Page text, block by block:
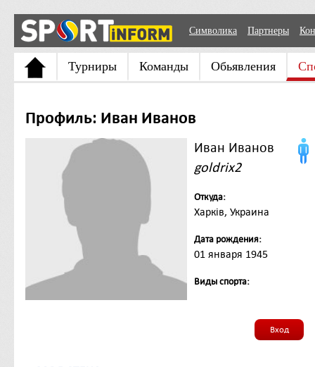
Символика Партнеры
Турниры Команды Обьявления
Профиль: Иван Иванов
Иван Иванов
goldrix2
Откуда:
Харків, Украина
Дата рождения:
01 января 1945
Виды спорта:
Вход